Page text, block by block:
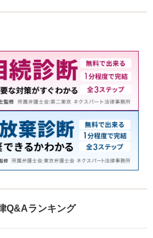
Q&Aランキング